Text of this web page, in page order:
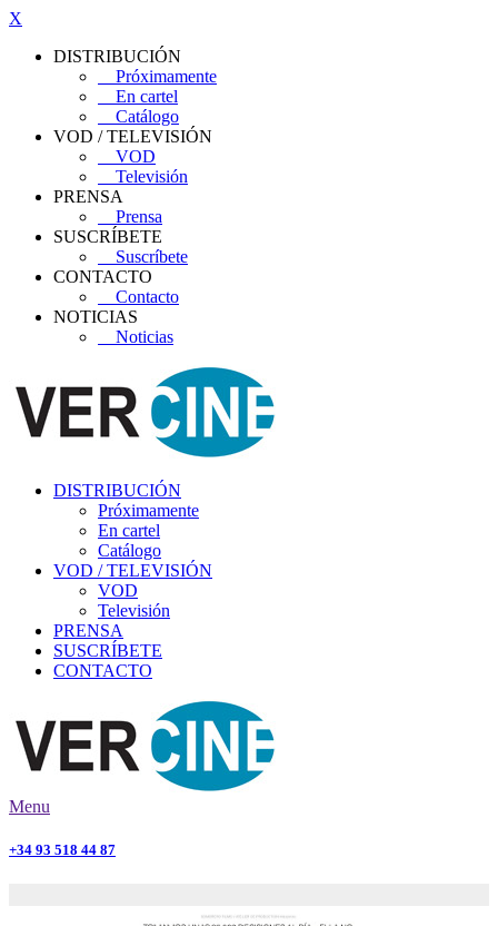
X
DISTRIBUCIÓN
Próximamente
En cartel
Catálogo
VOD / TELEVISIÓN
VOD
Televisión
PRENSA
Prensa
SUSCRÍBETE
Suscríbete
CONTACTO
Contacto
NOTICIAS
Noticias
DISTRIBUCIÓN
Próximamente
En cartel
Catálogo
VOD / TELEVISIÓN
VOD
Televisión
PRENSA
SUSCRÍBETE
CONTACTO
Menu
+34 93 518 44 87